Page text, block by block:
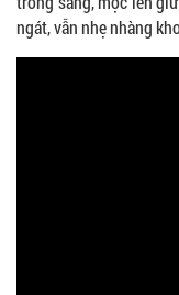
ngát, vẫn nhẹ nhàng